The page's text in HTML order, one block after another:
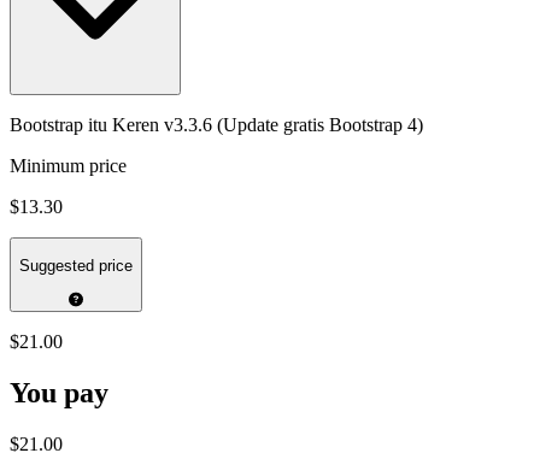
Bootstrap itu Keren v3.3.6 (Update gratis Bootstrap 4)
Minimum price
$13.30
Suggested price
$21.00
You pay
$21.00